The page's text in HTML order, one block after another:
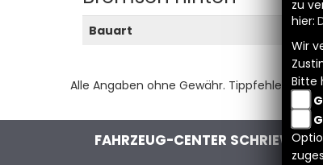
Bauart
Alle Angaben ohne Gewähr. Tippfehler und
FAHRZEUG-CENTER SCHRIEWER
zu
hier:
Wir
Bitte